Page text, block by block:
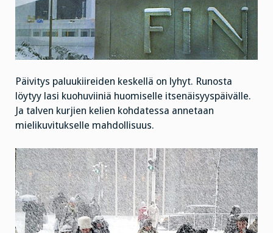
Päivitys paluukiireiden keskellä on lyhyt. Runosta
löytyy lasi kuohuviiniä huomiselle itsenäisyyspäivälle.
Ja talven kurjien kelien kohdatessa annetaan
mielikuvitukselle mahdollisuus.